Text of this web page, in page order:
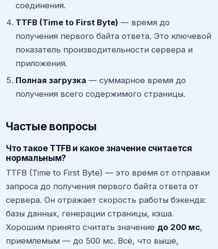
соединения.
TTFB (Time to First Byte) — время до
получения первого байта ответа. Это ключевой
показатель производительности сервера и
приложения.
Полная загрузка — суммарное время до
получения всего содержимого страницы.
Частые вопросы
Что такое TTFB и какое значение считается
нормальным?
TTFB (Time to First Byte) — это время от отправки
запроса до получения первого байта ответа от
сервера. Он отражает скорость работы бэкенда:
базы данных, генерации страницы, кэша.
Хорошим принято считать значение до 200 мс,
приемлемым — до 500 мс. Всё, что выше,